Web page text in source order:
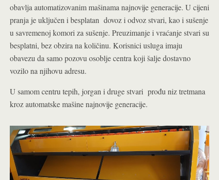
obavlja automatizovanim mašinama najnovije generacije. U cijeni
pranja je uključen i besplatan dovoz i odvoz stvari, kao i sušenje
u savremenoj komori za sušenje. Preuzimanje i vraćanje stvari su
besplatni, bez obzira na količinu. Korisnici usluga imaju
obavezu da samo pozovu osoblje centra koji šalje dostavno
vozilo na njihovu adresu.
U samom centru tepih, jorgan i druge stvari prođu niz tretmana
kroz automatske mašine najnovije generacije.